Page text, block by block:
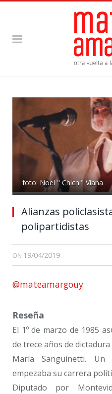
foto: Noel " Chichí" Viana
Alianzas
polipartidistas
ON 19/04/2019
@mateamargouy
Reseña
El 1º de marzo de 1985
de trece años de
María Sanguinetti.
empezaba su carrera
Diputado por